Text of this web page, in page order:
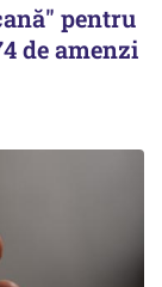
pentru
de amenzi